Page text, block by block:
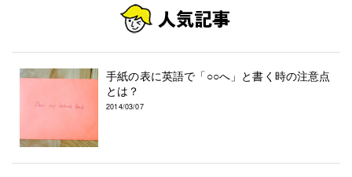
手紙の表に英語で「○○へ」と書く時の注意点
とは？
2014/03/07